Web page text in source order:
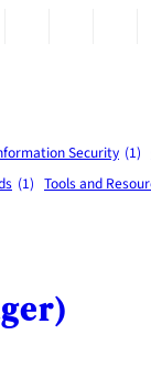
Security (1)
(1) Tools and